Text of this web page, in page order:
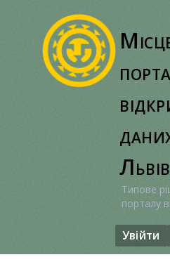
Типове
порталу
Увійти